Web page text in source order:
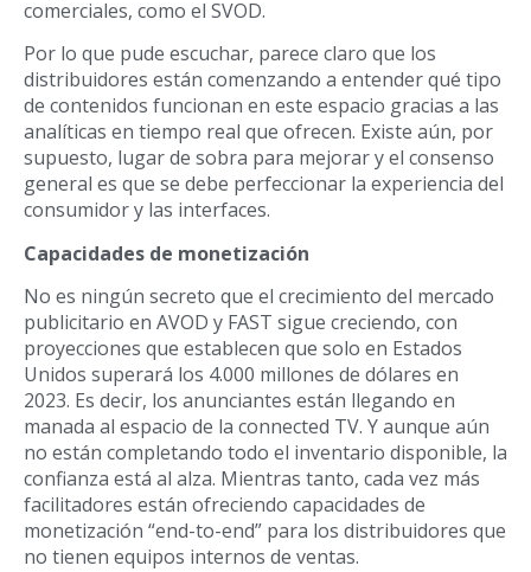
comerciales, como el SVOD.
Por lo que pude escuchar, parece claro que los
distribuidores están comenzando a entender qué tipo
de contenidos funcionan en este espacio gracias a las
analíticas en tiempo real que ofrecen. Existe aún, por
supuesto, lugar de sobra para mejorar y el consenso
general es que se debe perfeccionar la experiencia del
consumidor y las interfaces.
Capacidades de monetización
No es ningún secreto que el crecimiento del mercado
publicitario en AVOD y FAST sigue creciendo, con
proyecciones que establecen que solo en Estados
Unidos superará los 4.000 millones de dólares en
2023. Es decir, los anunciantes están llegando en
manada al espacio de la connected TV. Y aunque aún
no están completando todo el inventario disponible, la
confianza está al alza. Mientras tanto, cada vez más
facilitadores están ofreciendo capacidades de
monetización “end-to-end” para los distribuidores que
no tienen equipos internos de ventas.